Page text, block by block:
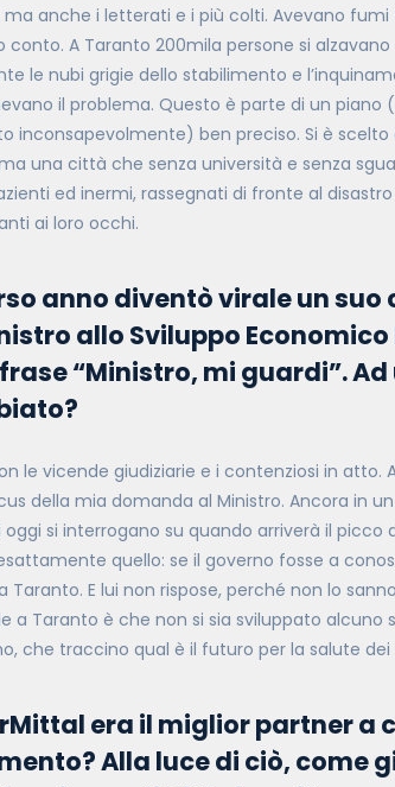
anche i letterati e i più colti. Avevano
conto. A Taranto 200mila persone si
le nubi grigie dello stabilimento e
il problema. Questo è parte di un
inconsapevolmente) ben preciso. Si è
una città che senza università e senza
ed inermi, rassegnati di fronte al
ai loro occhi.
anno diventò virale un
allo Sviluppo
“Ministro, mi guardi”.
le vicende giudiziarie e i contenziosi in atto.
della mia domanda al Ministro. Ancora in
si interrogano su quando arriverà il picco
quello: se il governo fosse a
Taranto. E lui non rispose, perché non lo
a Taranto è che non si sia sviluppato alcuno
che traccino qual è il futuro per la salute dei
era il miglior partner a
Alla luce di ciò, come